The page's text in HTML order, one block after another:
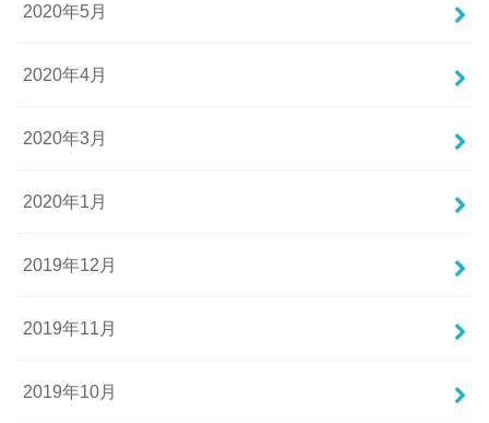
2020年5月
2020年4月
2020年3月
2020年1月
2019年12月
2019年11月
2019年10月